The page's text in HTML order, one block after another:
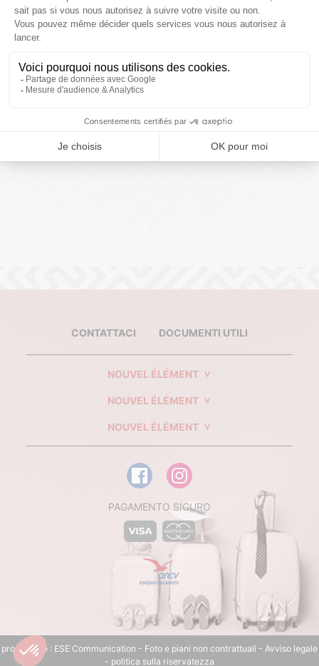
Inoltre, la tua casa mobile ti permette di beneficiare dei
servizi di qualità del tuo campeggio. Lenzuola e
utilizzare tutte le aree ricreative a vostra disposizione.
Infine, la tua casa mobile Prestige si trova sempre nella
posizione più piacevole del tuo campeggio.
CONTATTACI DOCUMENTI UTILI
NOUVEL ÉLÉMENT
NOUVEL ÉLÉMENT
NOUVEL ÉLÉMENT
PAGAMENTO SICURO
produzione : ESE Communication - Foto e piani non contrattuali - Avviso legale
- politica sulla riservatezza